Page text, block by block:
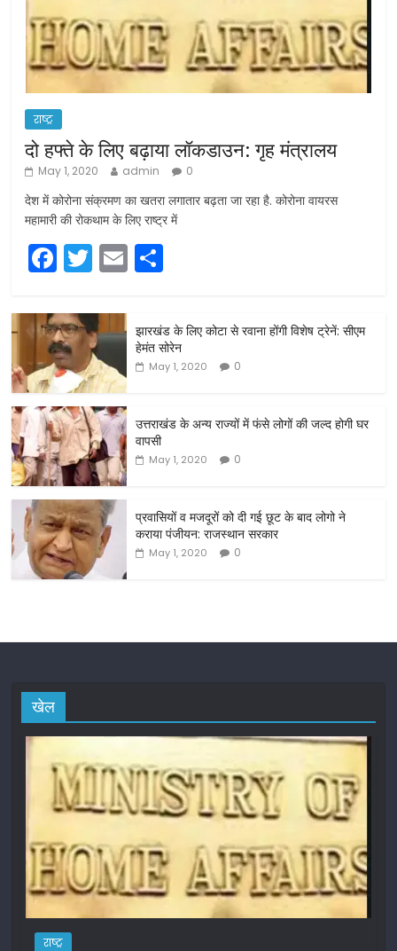
राष्ट्र
दो हफ्ते के लिए बढ़ाया लॉकडाउन: गृह मंत्रालय
May 1, 2020 admin 0
देश में कोरोना संक्रमण का खतरा लगातार बढ़ता जा रहा है. कोरोना वायरस
महामारी की रोकथाम के लिए राष्ट्र में
F
a
c
e
b
o
o
k
T
w
itt
er
E
m
ar
e
झारखंड के लिए कोटा से रवाना होंगी विशेष ट्रेनें: सीएम
हेमंत सोरेन
May 1, 2020 0
उत्तराखंड के अन्य राज्यों में फंसे लोगों की जल्द होगी घर
वापसी
May 1, 2020 0
प्रवासियों व मजदूरों को दी गई छूट के बाद लोगो ने
कराया पंजीयन: राजस्थान सरकार
May 1, 2020 0
खेल
राष्ट्र